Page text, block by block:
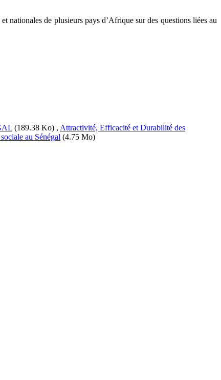
nationales de plusieurs pays d’Afrique sur des questions liées au
(189.38 Ko) , Attractivité, Efficacité et Durabilité des
au Sénégal (4.75 Mo)